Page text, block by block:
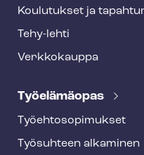
Koulutukset ja
Tehy-lehti
Verkkokauppa
Työelämäopas
Työ­eh­to­so­pi­muk­set
Työsuhteen alkaminen